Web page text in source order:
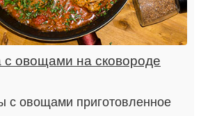
с овощами на сковороде
с овощами приготовленное